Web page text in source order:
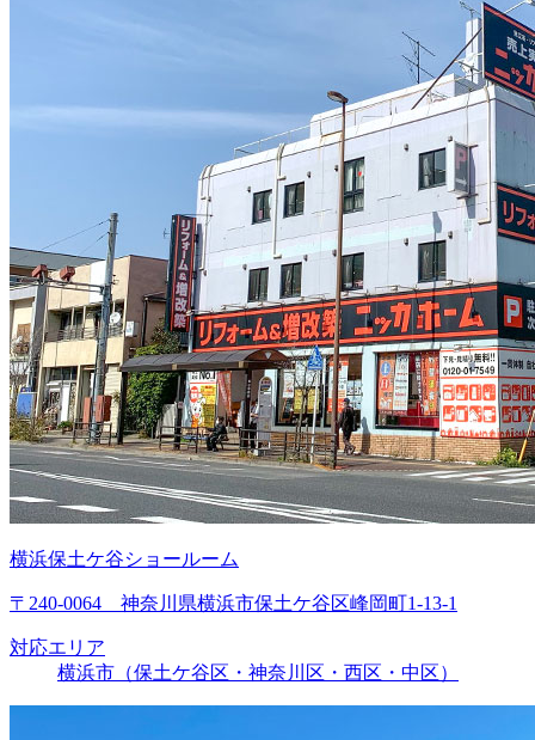
横浜保土ケ谷ショールーム
〒240-0064 神奈川県横浜市保土ケ谷区峰岡町1-13-1
対応エリア
横浜市（保土ケ谷区・神奈川区・西区・中区）